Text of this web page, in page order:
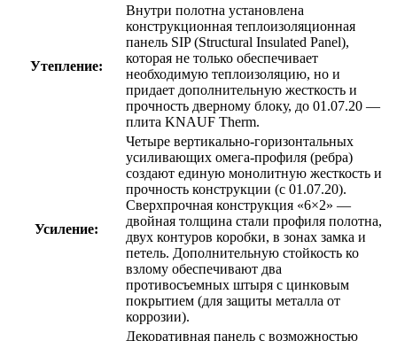
Утепление:
Внутри полотна установлена
конструкционная теплоизоляционная
панель SIP (Structural Insulated Panel),
которая не только обеспечивает
необходимую теплоизоляцию, но и
придает дополнительную жесткость и
прочность дверному блоку, до 01.07.20 —
плита KNAUF Therm.
Усиление:
Четыре вертикально-горизонтальных
усиливающих омега-профиля (ребра)
создают единую монолитную жесткость и
прочность конструкции (с 01.07.20).
Сверхпрочная конструкция «6×2» —
двойная толщина стали профиля полотна,
двух контуров коробки, в зонах замка и
петель. Дополнительную стойкость ко
взлому обеспечивают два
противосъемных штыря с цинковым
покрытием (для защиты металла от
коррозии).
Декоративная панель с возможностью